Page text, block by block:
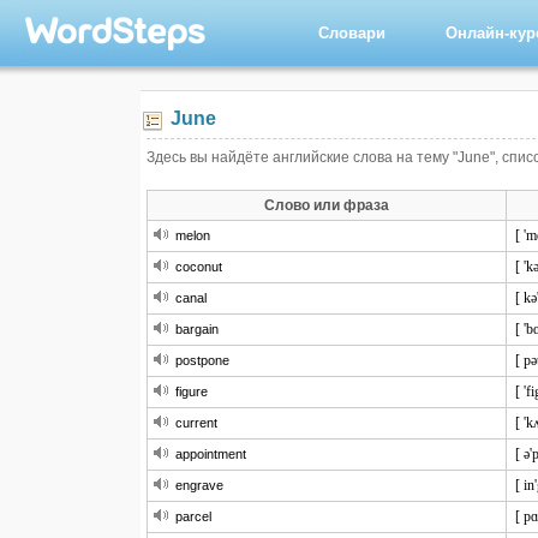
Словари Онлайн-
June
Здесь вы найдёте английские слова на тему "June",
Слово или фраза
melon [
coconut [
canal [
bargain [
postpone [
figure [
current [
appointment [
engrave [
parcel [